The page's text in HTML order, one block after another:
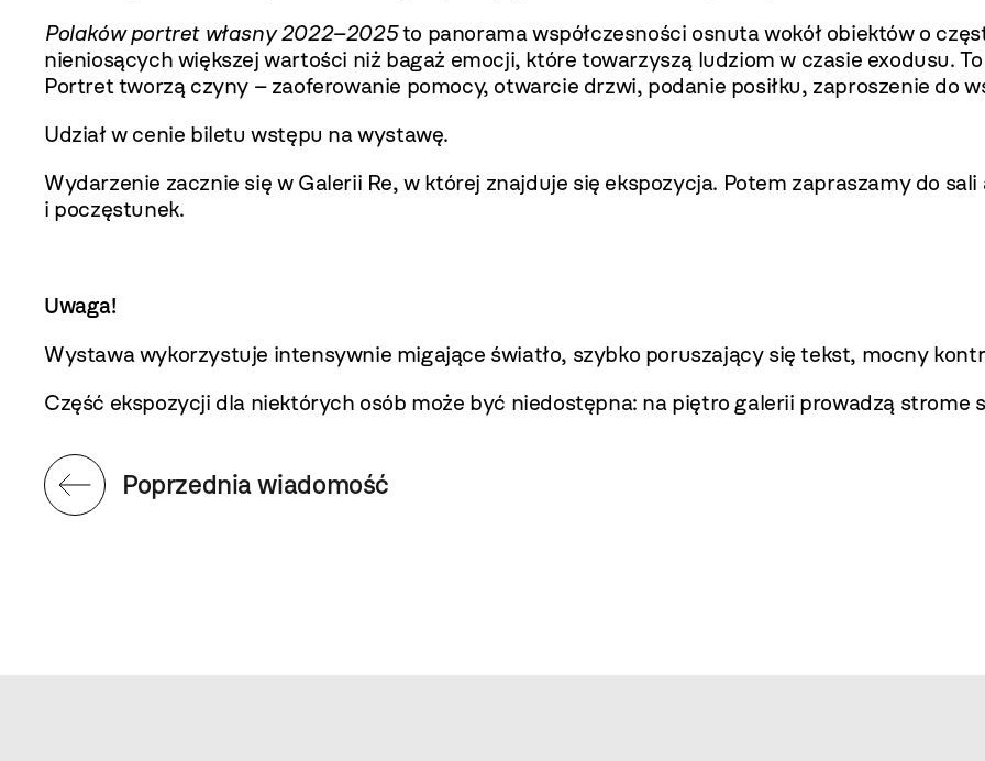
Polaków portret własny 2022–2025to panorama współczesności osnuta wokół obiektów o
nieniosących większej wartości niż bagaż emocji, które towarzyszą ludziom w czasie exodusu.
Portret tworzą czyny – zaoferowanie pomocy, otwarcie drzwi, podanie posiłku, zaproszenie do
Udział w cenie biletu wstępu na wystawę.
Wydarzenie zacznie się w Galerii Re, w której znajduje się ekspozycja. Potem zapraszamy do
i poczęstunek.
Uwaga!
Wystawa wykorzystuje intensywnie migające światło, szybko poruszający się tekst, mocny
Część ekspozycji dla niektórych osób może być niedostępna: na piętro galerii prowadzą strome
Poprzednia wiadomość